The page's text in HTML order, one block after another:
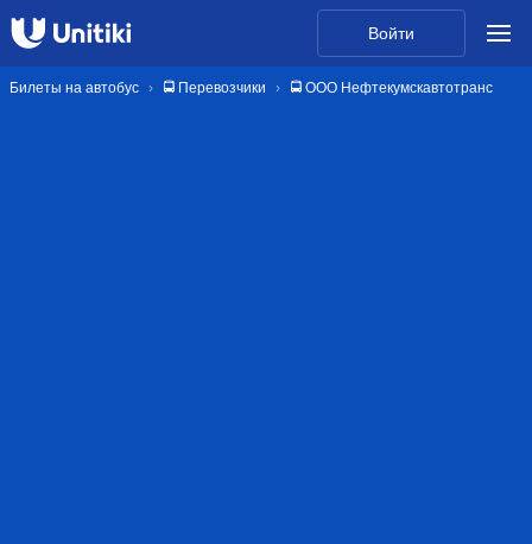
Войти
Билеты на автобус 🚍 Перевозчики 🚍 ООО Нефтекумскавтотранс